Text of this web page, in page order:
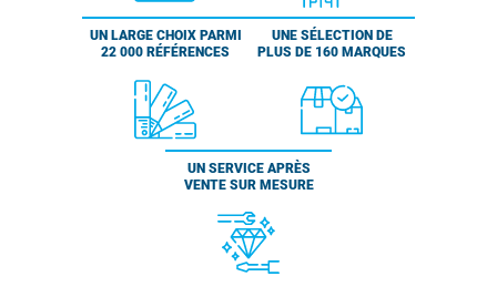
UN LARGE CHOIX PARMI
22 000 RÉFÉRENCES
UNE SÉLECTION DE
PLUS DE 160 MARQUES
UN SERVICE APRÈS
VENTE SUR MESURE